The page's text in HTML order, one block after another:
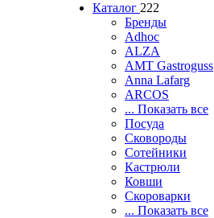
Каталог 222
Бренды
Adhoc
ALZA
AMT Gastroguss
Anna Lafarg
ARCOS
... Показать все
Посуда
Сковороды
Сотейники
Кастрюли
Ковши
Скороварки
... Показать все